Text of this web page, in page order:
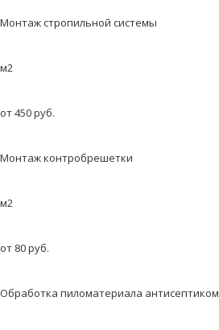
Монтаж стропильной системы
м2
от 450 руб.
Монтаж контробрешетки
м2
от 80 руб.
Обработка пиломатериала антисептиком